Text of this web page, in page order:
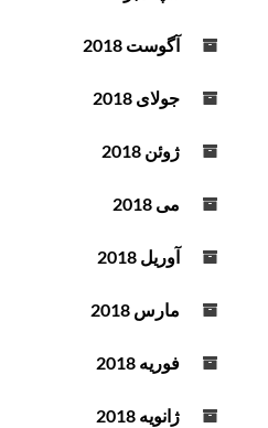
آگوست 2018
جولای 2018
ژوئن 2018
می 2018
آوریل 2018
مارس 2018
فوریه 2018
ژانویه 2018